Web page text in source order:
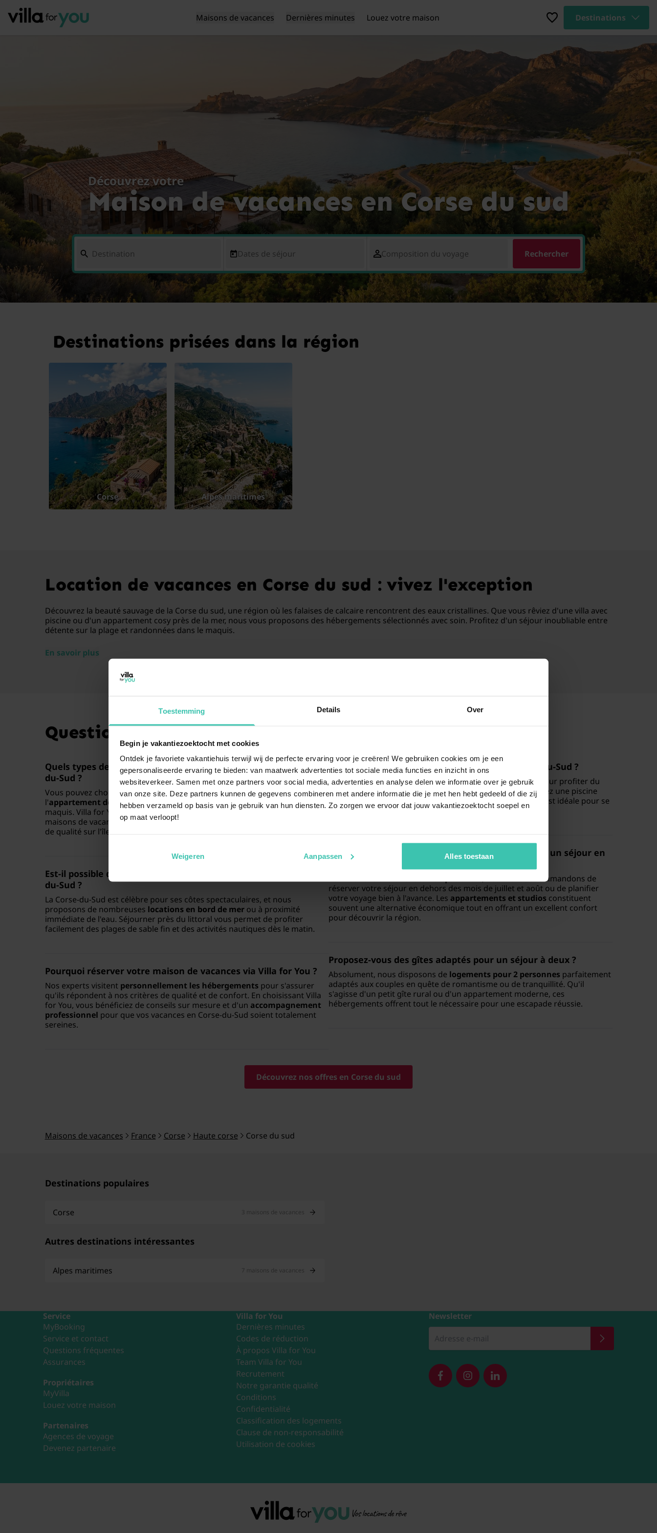
Toestemming Details Over
Begin je vakantiezoektocht met cookies
Ontdek je favoriete vakantiehuis terwijl wij de perfecte ervaring voor je creëren! We gebruiken cookies om je een
gepersonaliseerde ervaring te bieden: van maatwerk advertenties tot sociale media functies en inzicht in ons
websiteverkeer. Samen met onze partners voor social media, advertenties en analyse delen we informatie over je gebruik
van onze site. Deze partners kunnen de gegevens combineren met andere informatie die je met hen hebt gedeeld of die zij
hebben verzameld op basis van je gebruik van hun diensten. Zo zorgen we ervoor dat jouw vakantiezoektocht soepel en
op maat verloopt!
Weigeren Aanpassen Alles toestaan
Maisons de vacances Dernières minutes Louez votre maison Destinations
Découvrez votre
Maison de vacances en Corse du sud
Dates de séjour Composition du voyage Rechercher
Destinations prisées dans la région
Corse Alpes maritimes
Location de vacances en Corse du sud : vivez l'exception
Découvrez la beauté sauvage de la Corse du sud, une région où les falaises de calcaire rencontrent des eaux cristallines. Que vous rêviez d'une villa avec
piscine ou d'un appartement cosy près de la mer, nous vous proposons des hébergements sélectionnés avec soin. Profitez d'un séjour inoubliable entre
détente sur la plage et randonnées dans le maquis.
En savoir plus
Questions fréquentes
Quels types de locations de vacances sont disponibles en Corse-
du-Sud ?
Vous pouvez choisir parmi une large sélection d'hébergements, allant de
l'appartement de vacancespratique à lavilla de luxeavec vue sur le
maquis. Villa for You propose également des
gîtes authentiques
maisons de vacances soigneusement sélectionnés pour garantir un séjour
de qualité sur l'île de Beauté.
Est-il possible de trouver une location en bord de mer en Corse-
du-Sud ?
La Corse-du-Sud est célèbre pour ses côtes spectaculaires, et nous
proposons de nombreuses locations en bord de merou à proximité
immédiate de l'eau. Séjourner près du littoral vous permet de profiter
facilement des plages de sable fin et des activités nautiques dès le matin.
Pourquoi réserver votre maison de vacances via Villa for You ?
Nos experts visitent personnellement les hébergements pour s'assurer
qu'ils répondent à nos critères de qualité et de confort. En choisissant Villa
for You, vous bénéficiez de conseils sur mesure et d'un accompagnement
professionnel pour que vos vacances en Corse-du-Sud soient totalement
sereines.
Peut-on louer une maison avec piscine en Corse-du-Sud ?
Oui, unemaison avec piscineest une option très prisée pour profiter du
soleil méditerranéen en toute intimité. Que vous recherchiez une piscine
privée ou un accès à un bassin commun, cette installation est idéale pour se
détendre après une journée de randonnée ou de plage.
Comment trouver un hébergement pas cher pour un séjour en
Corse-du-Sud ?
, nous vous recommandons de
réserver votre séjour en dehors des mois de juillet et août ou de planifier
votre voyage bien à l'avance. Les appartements et studios constituent
souvent une alternative économique tout en offrant un excellent confort
pour découvrir la région.
Proposez-vous des gîtes adaptés pour un séjour à deux ?
Absolument, nous disposons de logements pour 2 personnes parfaitement
adaptés aux couples en quête de romantisme ou de tranquillité. Qu'il
s'agisse d'un petit gîte rural ou d'un appartement moderne, ces
hébergements offrent tout le nécessaire pour une escapade réussie.
Découvrez nos offres en Corse du sud
Maisons de vacances France Corse Haute corse Corse du sud
Destinations populaires
Corse 3 maisons de vacances
Autres destinations intéressantes
Alpes maritimes 7 maisons de vacances
Service
MyBooking
Service et contact
Questions fréquentes
Assurances
Propriétaires
MyVilla
Louez votre maison
Partenaires
Agences de voyage
Devenez partenaire
Villa for You
Dernières minutes
Codes de réduction
À propos Villa for You
Team Villa for You
Recrutement
Notre garantie qualité
Conditions
Confidentialité
Classification des logements
Clause de non-responsabilité
Utilisation de cookies
Newsletter